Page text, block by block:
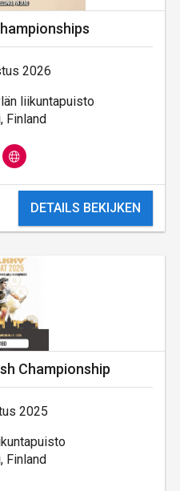
2026
liikuntapuisto
Finland
DETAILS BEKIJKEN
Championship
2025
Finland